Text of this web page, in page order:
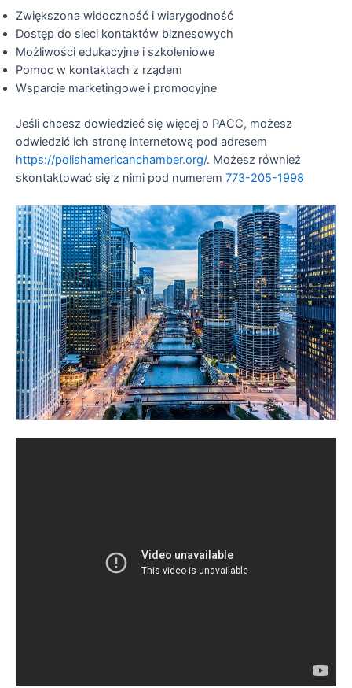
Zwiększona widoczność i wiarygodność
Dostęp do sieci kontaktów biznesowych
Możliwości edukacyjne i szkoleniowe
Pomoc w kontaktach z rządem
Wsparcie marketingowe i promocyjne
Jeśli chcesz dowiedzieć się więcej o PACC, możesz
odwiedzić ich stronę internetową pod adresem
https://polishamericanchamber.org/. Możesz również
skontaktować się z nimi pod numerem 773-205-1998